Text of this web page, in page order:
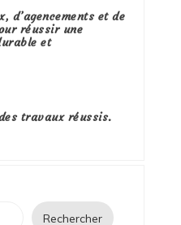
d’agencements et de
réussir une
et
travaux réussis.
Rechercher